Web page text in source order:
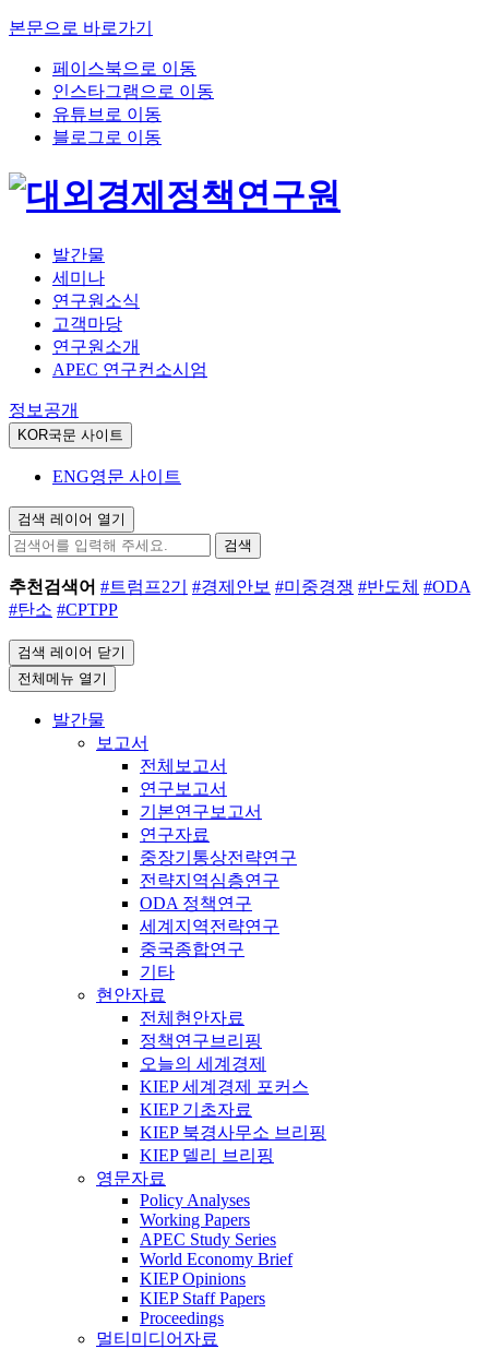
본문으로 바로가기
페이스북으로 이동
인스타그램으로 이동
유튜브로 이동
블로그로 이동
발간물
세미나
연구원소식
고객마당
연구원소개
APEC 연구컨소시엄
정보공개
KOR국문 사이트
ENG영문 사이트
검색 레이어 열기
검색
추천검색어 #트럼프2기 #경제안보 #미중경쟁 #반도체 #ODA
#탄소 #CPTPP
검색 레이어 닫기
전체메뉴 열기
발간물
보고서
전체보고서
연구보고서
기본연구보고서
연구자료
중장기통상전략연구
전략지역심층연구
ODA 정책연구
세계지역전략연구
중국종합연구
기타
현안자료
전체현안자료
정책연구브리핑
오늘의 세계경제
KIEP 세계경제 포커스
KIEP 기초자료
KIEP 북경사무소 브리핑
KIEP 델리 브리핑
영문자료
Policy Analyses
Working Papers
APEC Study Series
World Economy Brief
KIEP Opinions
KIEP Staff Papers
Proceedings
멀티미디어자료